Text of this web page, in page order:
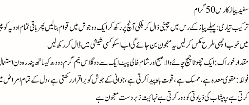
سفید پیاز کا رس 50 گرام
ترکیب تیاری: پہلے پیاز کے رس میں چینی ڈال کر ہلکی آنچ پر رکھ کر ایک دو جوش میں قوام بنا لیں پھر باقی تمام
میں خوب اچھی طرح مکس کر لیں یہ معجون بن جائے گی اب اسکو کسی شیشی میں ڈال کر رکھ لیں
مقدار خوراک: ایک چھوٹا چمچ چائے والا صبح اور شام خالی پیٹ ایک سے دو گلاس نیم گرم دودھ کیساتھ پندرہ دن
فوائد: مقوی معدہ ہے، ممسک ہے، قوت باہ پیدا کرتی ہے، جوانی کے جوش کو براقرار رکھتی ہے، دل کے تمام امراض
کرتی ہے، پیشاب کی ذیادتی کو دور کرتی ہے نہائیت زبردست معجون ہے